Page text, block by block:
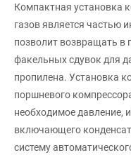
Компактная установка
газов является частью
позволит возвращать в
факельных сдувок для
пропилена. Установка
поршневого
необходимое давление,
включающего
систему